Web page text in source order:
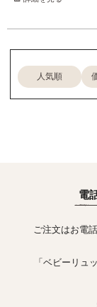
人気順
電
ご注文はお電
「ベビーリュ